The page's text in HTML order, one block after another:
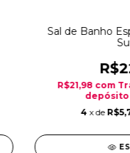
Sal de Banho
R$21,98 com
4 x de